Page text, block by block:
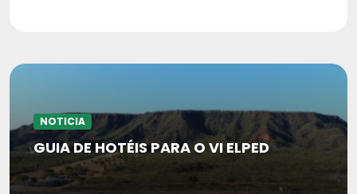
NOTICIA
GUIA DE HOTÉIS PARA O VI ELPED